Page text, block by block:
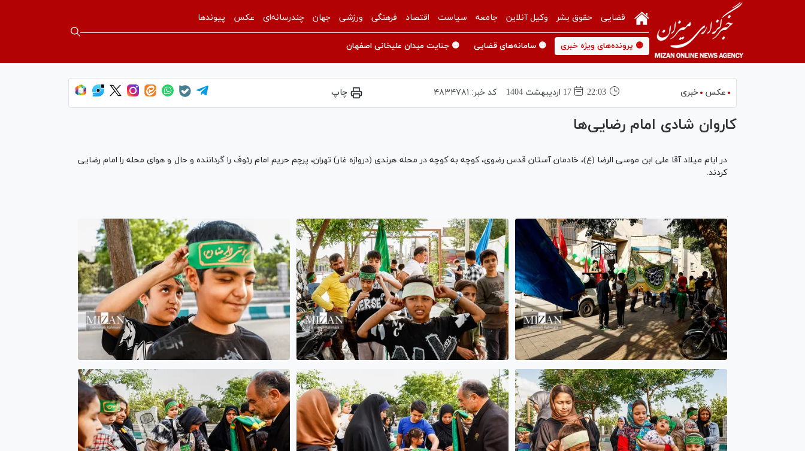
قضایی حقوق بشر وکیل آنلاین جامعه سیاست اقتصاد فرهنگی ورزشی جهان چندرسانه‌ای عکس پیوندها
🟡 پرونده‌های ویژه خبری 🟡 سامانه‌های قضایی 🟡 جنایت میدان علیخانی اصفهان
عکس خبری 22:03 17 ارديبهشت 1404 کد خبر: ۴۸۳۴۷۸۱ چاپ
کاروان شادی امام رضایی‌ها
در ایام میلاد آقا علی ابن موسی الرضا (ع)، خادمان آستان قدس رضوی، کوچه به کوچه در محله هرندی (دروازه غار) تهران، پرچم حریم امام رئوف را گرداننده و حال و هوای محله را امام رضایی
کردند.